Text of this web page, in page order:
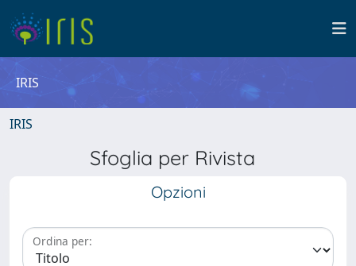
IRIS
IRIS
Sfoglia per Rivista
Opzioni
Ordina per: